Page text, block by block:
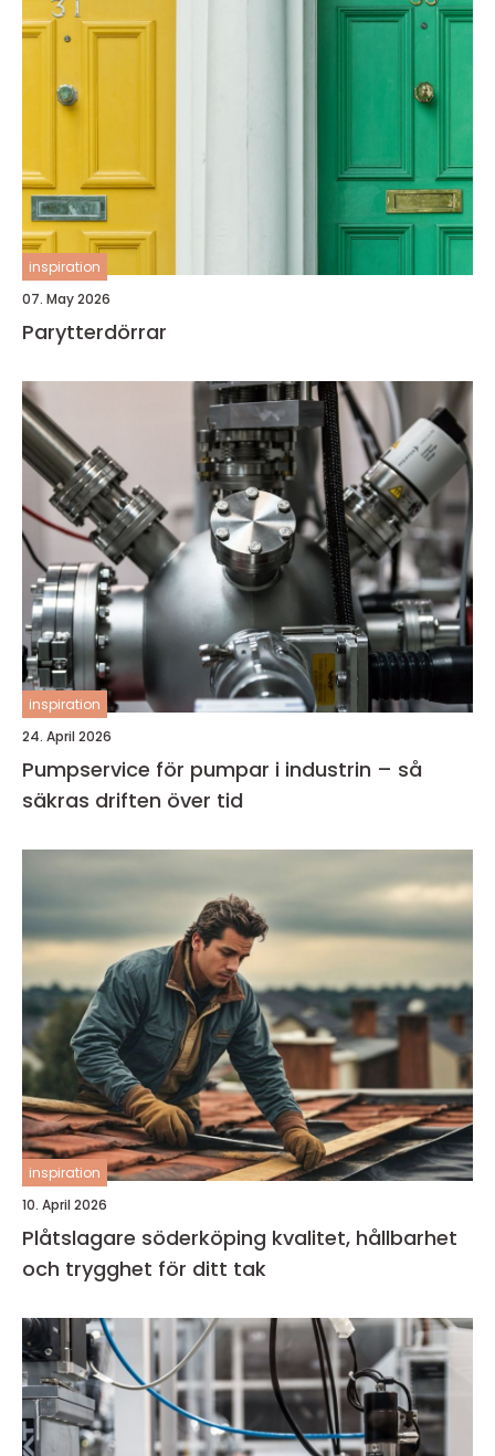
inspiration
07. May 2026
Parytterdörrar
inspiration
24. April 2026
Pumpservice för pumpar i industrin – så
säkras driften över tid
inspiration
10. April 2026
Plåtslagare söderköping kvalitet, hållbarhet
och trygghet för ditt tak